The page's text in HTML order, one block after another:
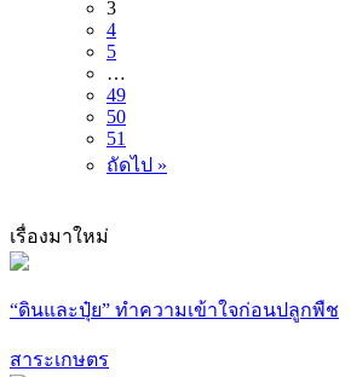
3
4
5
…
49
50
51
ถัดไป »
เรื่องมาใหม่
“ดินและปุ๋ย” ทำความเข้าใจก่อนปลูกพืช
สาระเกษตร